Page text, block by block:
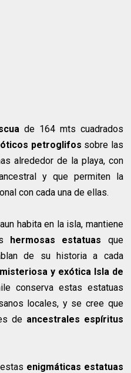
de 164 mts cuadrados
petroglifos sobre las
alrededor de la playa, con
y que permiten la
con cada una de ellas.
habita en la isla, mantiene
hermosas estatuas que
de su historia a cada
misteriosa y exótica Isla de
conserva estas estatuas
locales, y se cree que
de ancestrales espíritus
enigmáticas estatuas